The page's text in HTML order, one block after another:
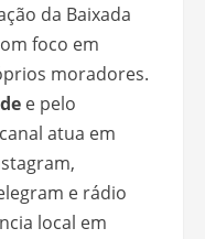
da Baixada
foco em
moradores.
e pelo
atua em
e rádio
local em